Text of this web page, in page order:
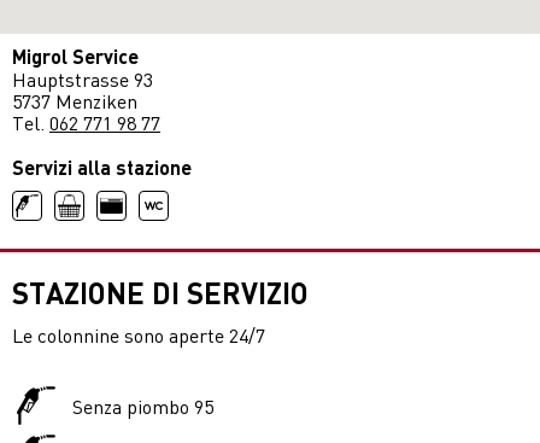
Migrol Service
Hauptstrasse 93
5737 Menziken
Tel. 062 771 98 77
Servizi alla stazione
STAZIONE DI SERVIZIO
Le colonnine sono aperte 24/7
Senza piombo 95